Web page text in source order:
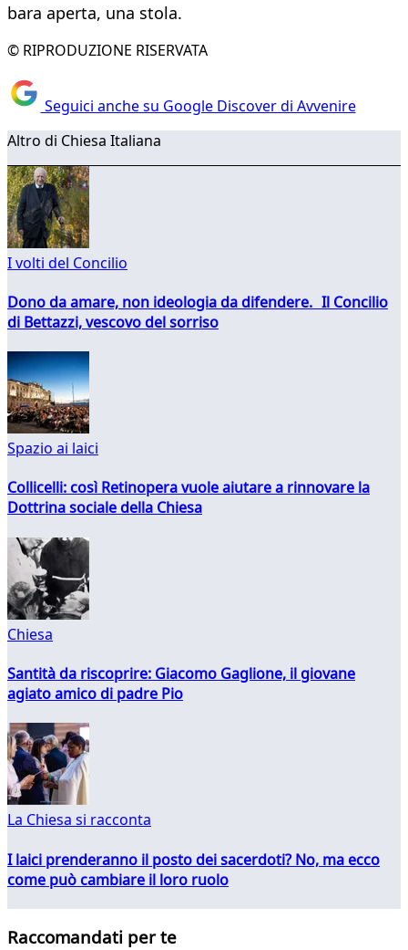
bara aperta, una stola.
© RIPRODUZIONE RISERVATA
Seguici anche su Google Discover di Avvenire
Altro di Chiesa Italiana
I volti del Concilio
Dono da amare, non ideologia da difendere. Il Concilio
di Bettazzi, vescovo del sorriso
Spazio ai laici
Collicelli: così Retinopera vuole aiutare a rinnovare la
Dottrina sociale della Chiesa
Chiesa
Santità da riscoprire: Giacomo Gaglione, il giovane
agiato amico di padre Pio
La Chiesa si racconta
I laici prenderanno il posto dei sacerdoti? No, ma ecco
come può cambiare il loro ruolo
Raccomandati per te